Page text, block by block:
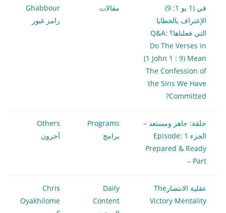
في (1 يو 1: 9)
الإعتراف بالخطايا
التي فعلناها؟ Q&A:
Do The Verses in
(1 John 1 : 9) Mean
The Confession of
the Sins We Have
Committed?
مقالات
Ghabbour
رامز غبور
حلقة: جاهز ومستعد –
الجزء 1 Episode:
Prepared & Ready
– Part
Programs
برامج
Others
آخرون
عقلية الانتصارThe
Victory Mentality
Daily
Content
Chris
Oyakhilome